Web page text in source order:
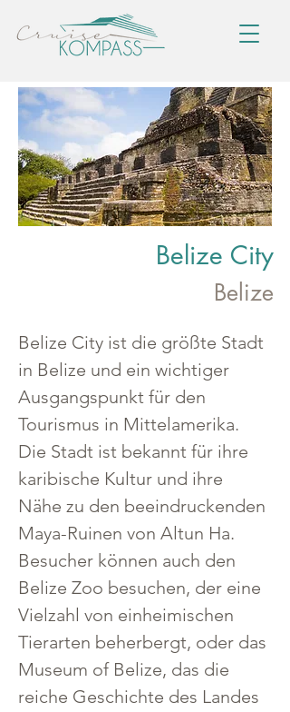
Belize City
Belize
Belize City ist die größte Stadt
in Belize und ein wichtiger
Ausgangspunkt für den
Tourismus in Mittelamerika.
Die Stadt ist bekannt für ihre
karibische Kultur und ihre
Nähe zu den beeindruckenden
Maya-Ruinen von Altun Ha.
Besucher können auch den
Belize Zoo besuchen, der eine
Vielzahl von einheimischen
Tierarten beherbergt, oder das
Museum of Belize, das die
reiche Geschichte des Landes